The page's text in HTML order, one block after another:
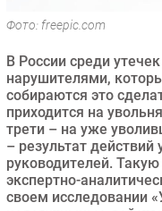
Безопасность
CIO/Управление ИТ
Гаджеты
Здоровье
РАЗДЕЛЫ
Фото: freepic.com
В России среди
нарушителями,
собираются это
приходится на
трети – на уже
– результат
руководителей.
экспертно-
своем исследовании